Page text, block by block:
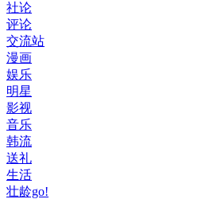
社论
评论
交流站
漫画
娱乐
明星
影视
音乐
韩流
送礼
生活
壮龄go!